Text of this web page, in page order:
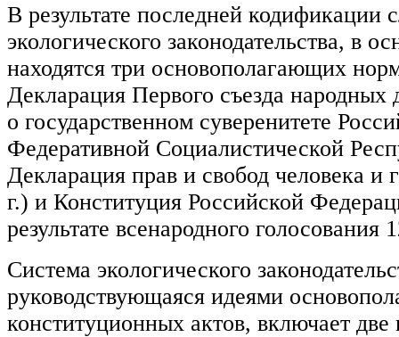
В результате последней кодификации
экологического законодательства, в
находятся три основополагающих
Декларация Первого съезда
о государственном суверенитете
Федеративной Социалистической
Декларация прав и свобод человека и
г.) и Конституция Российской
результате всенародного голосования
Система экологического
руководствующаяся идеями
конституционных актов, включает